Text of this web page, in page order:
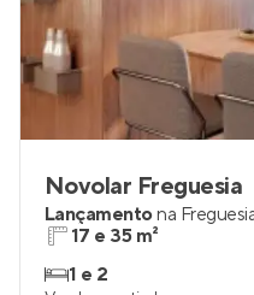
Novolar Freguesia
Lançamentona
17 e 35 m²
1 e 2